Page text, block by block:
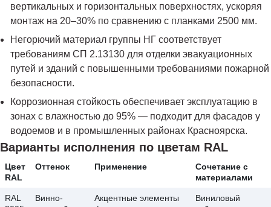
вертикальных и горизонтальных поверхностях, ускоряя
монтаж на 20–30% по сравнению с планками 2500 мм.
Негорючий материал группы НГ соответствует
требованиям СП 2.13130 для отделки эвакуационных
путей и зданий с повышенными требованиями пожарной
безопасности.
Коррозионная стойкость обеспечивает эксплуатацию в
зонах с влажностью до 95% — подходит для фасадов у
водоемов и в промышленных районах Красноярска.
Варианты исполнения по цветам RAL
Цвет
RAL
Оттенок Применение
Сочетание с
материалами
RAL
Винно-
Акцентные элементы
Виниловый